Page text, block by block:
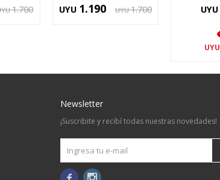
1.700 UYU 1.190 UYU 1.700 UYU
UYU
Newsletter
¡Suscribite y recibí todas nuestras novedades!
 